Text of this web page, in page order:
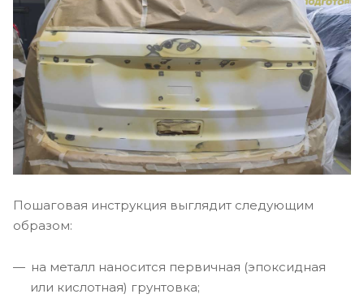
Пошаговая инструкция выглядит следующим
образом:
на металл наносится первичная (эпоксидная
или кислотная) грунтовка;